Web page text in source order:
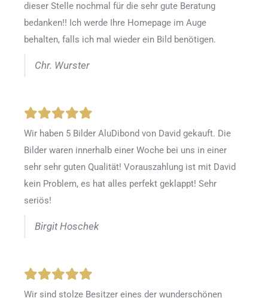
dieser Stelle nochmal für die sehr gute Beratung
bedanken!! Ich werde Ihre Homepage im Auge
behalten, falls ich mal wieder ein Bild benötigen.
Chr. Wurster
Wir haben 5 Bilder AluDibond von David gekauft. Die
Bilder waren innerhalb einer Woche bei uns in einer
sehr sehr guten Qualität! Vorauszahlung ist mit David
kein Problem, es hat alles perfekt geklappt! Sehr
seriös!
Birgit Hoschek
Wir sind stolze Besitzer eines der wunderschönen